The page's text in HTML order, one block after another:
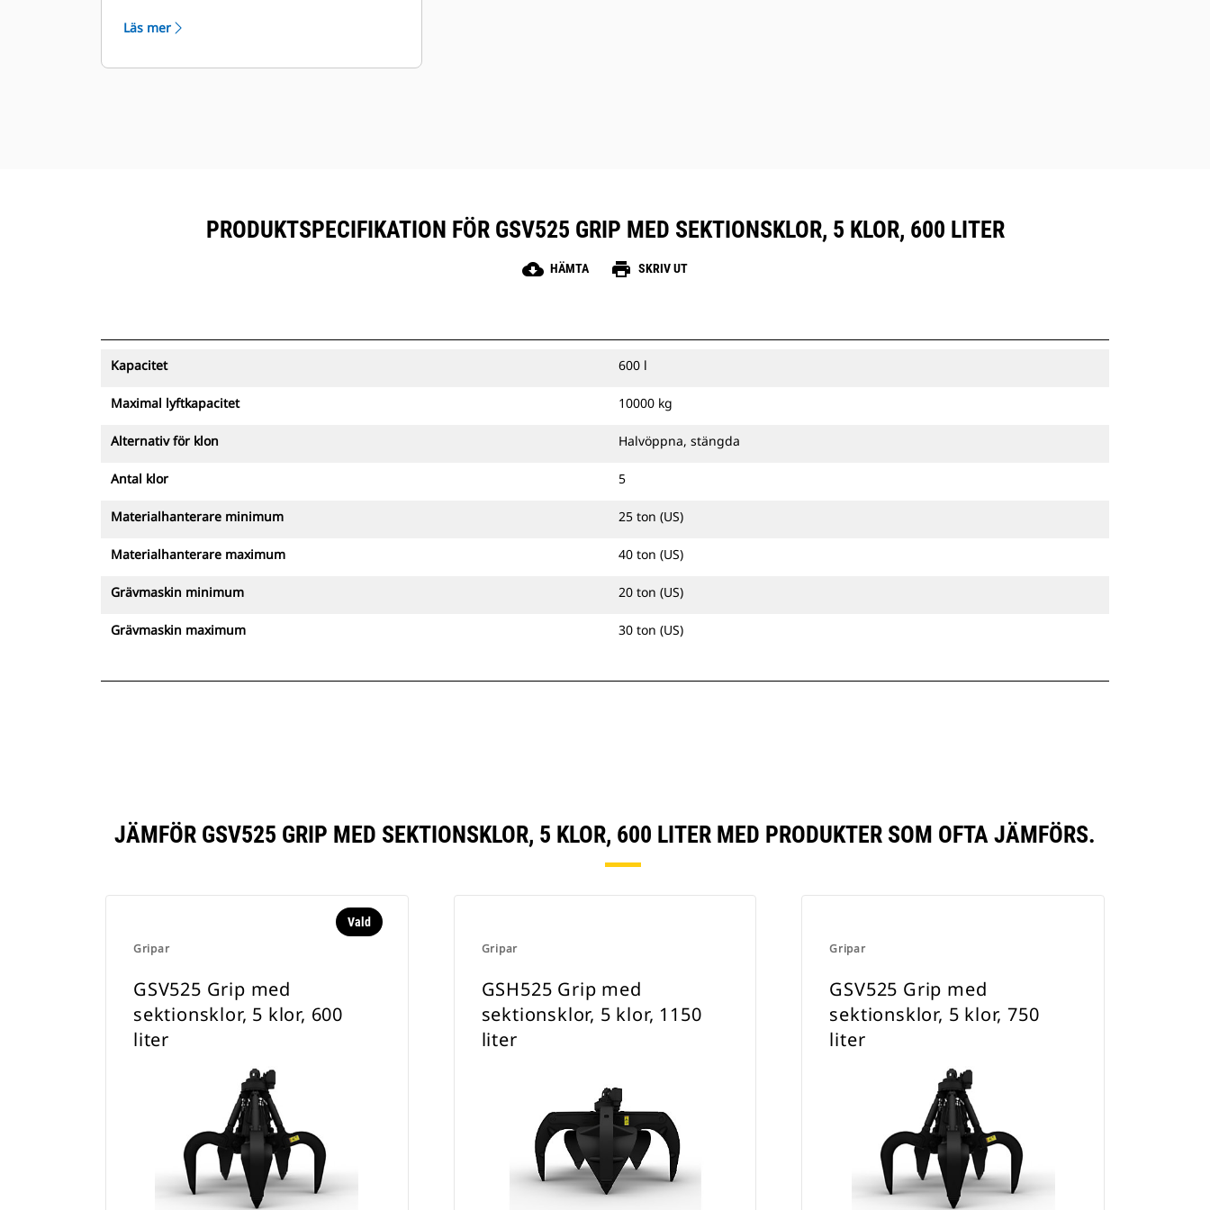
skrotmaterial.
Läs mer
PRODUKTSPECIFIKATION FÖR GSV525 GRIP MED SEKTIONSKLOR, 5 KLOR, 600 LITER
cloud_download HÄMTA print SKRIV UT
Kapacitet 600 l
Maximal lyftkapacitet 10000 kg
Alternativ för klon Halvöppna, stängda
Antal klor 5
Materialhanterare minimum 25 ton (US)
Materialhanterare maximum 40 ton (US)
Grävmaskin minimum 20 ton (US)
Grävmaskin maximum 30 ton (US)
JÄMFÖR GSV525 GRIP MED SEKTIONSKLOR, 5 KLOR, 600 LITER MED PRODUKTER SOM OFTA JÄMFÖRS.
Gripar
Vald
GSV525 Grip med
sektionsklor, 5 klor, 600
liter
Gripar
GSH525 Grip med
sektionsklor, 5 klor, 1150
liter
Gripar
GSV525 Grip med
sektionsklor, 5 klor, 750
liter